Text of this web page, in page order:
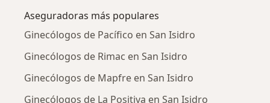
Aseguradoras más populares
Ginecólogos de Pacífico en San Isidro
Ginecólogos de Rimac en San Isidro
Ginecólogos de Mapfre en San Isidro
Ginecólogos de La Positiva en San Isidro